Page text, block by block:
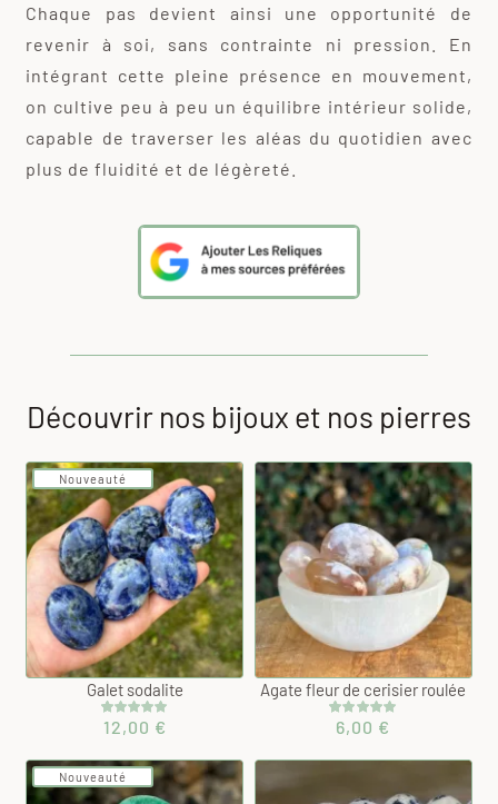
Chaque pas devient ainsi une opportunité de
revenir à soi, sans contrainte ni pression. En
intégrant cette pleine présence en mouvement,
on cultive peu à peu un équilibre intérieur solide,
capable de traverser les aléas du quotidien avec
plus de fluidité et de légèreté.
Découvrir nos bijoux et nos pierres
Nouveauté
Galet sodalite
Noté5.00
1
notation
client
12,00 €
Agate fleur de cerisier roulée
Noté 5.00
16,00 €
Nouveauté